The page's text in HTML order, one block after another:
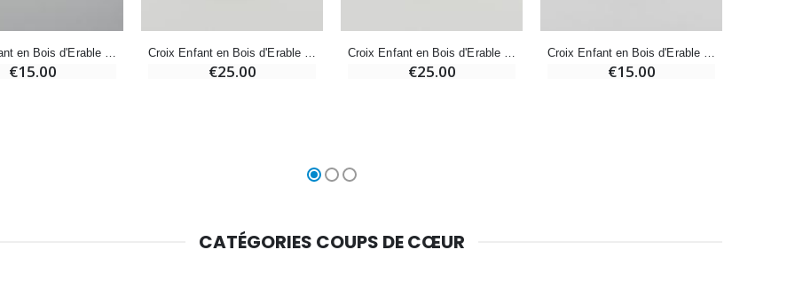
Huile d'Onction
€9.90
Chapelet de Lourdes en Bois
€5.00
Huile d'Onction
€9.90
€15.00 €25.00 €25.00 €15.00
CATÉGORIES COUPS DE CŒUR